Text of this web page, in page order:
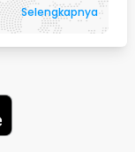
Selengkapnya